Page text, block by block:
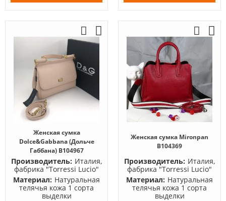
Женская сумка
Dolce&Gabbana (Дольче
Габбана) B104967
Производитель: Италия,
фабрика "Torressi Lucio"
Материал: Натуральная
телячья кожа 1 сорта
выделки
Женская сумка Mironpan
B104369
Производитель: Италия,
фабрика "Torressi Lucio"
Материал: Натуральная
телячья кожа 1 сорта
выделки